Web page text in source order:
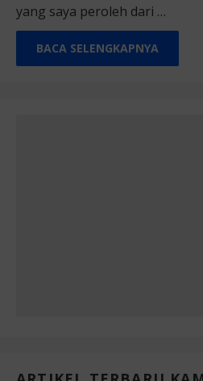
yang saya peroleh dari …
BACA SELENGKAPNYA